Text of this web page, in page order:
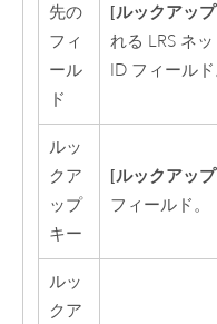
先の
フィ
ール
ド
[ルックアッ
れる LRS ネ
ID フィールド
ルッ
クア
ップ
キー
[ルックアッ
フィールド。
ルッ
クア